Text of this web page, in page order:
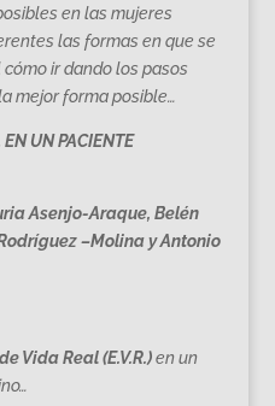
en las mujeres
las formas en que se
ir dando los pasos
mejor forma posible…
UN PACIENTE
Asenjo-Araque, Belén
–Molina y Antonio
Vida Real (E.V.R.)en un